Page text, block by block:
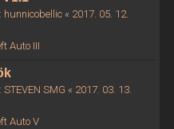
hunnicobellic« 2017. 05. 12.
Auto III
STEVEN SMG « 2017. 03. 13.
Auto V